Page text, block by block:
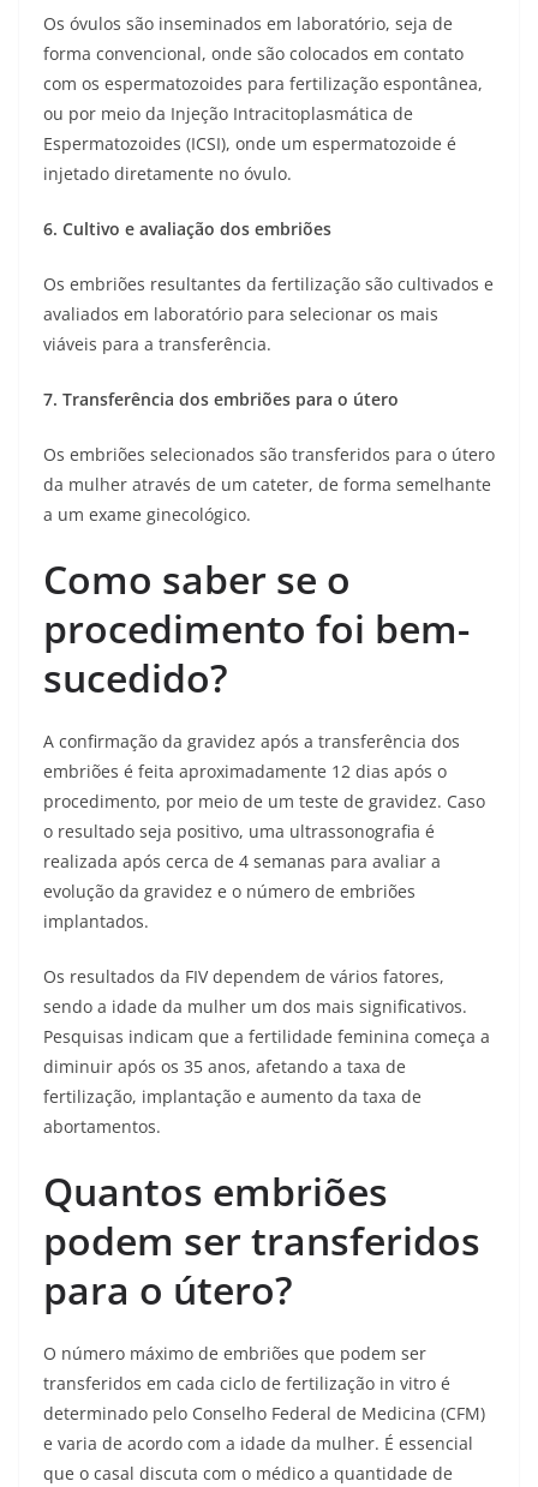
Os óvulos são inseminados em laboratório, seja de
forma convencional, onde são colocados em contato
com os espermatozoides para fertilização espontânea,
ou por meio da Injeção Intracitoplasmática de
Espermatozoides (ICSI), onde um espermatozoide é
injetado diretamente no óvulo.
6. Cultivo e avaliação dos embriões
Os embriões resultantes da fertilização são cultivados e
avaliados em laboratório para selecionar os mais
viáveis para a transferência.
7. Transferência dos embriões para o útero
Os embriões selecionados são transferidos para o útero
da mulher através de um cateter, de forma semelhante
a um exame ginecológico.
Como saber se o
procedimento foi bem-
sucedido?
A confirmação da gravidez após a transferência dos
embriões é feita aproximadamente 12 dias após o
procedimento, por meio de um teste de gravidez. Caso
o resultado seja positivo, uma ultrassonografia é
realizada após cerca de 4 semanas para avaliar a
evolução da gravidez e o número de embriões
implantados.
Os resultados da FIV dependem de vários fatores,
sendo a idade da mulher um dos mais significativos.
Pesquisas indicam que a fertilidade feminina começa a
diminuir após os 35 anos, afetando a taxa de
fertilização, implantação e aumento da taxa de
abortamentos.
Quantos embriões
podem ser transferidos
para o útero?
O número máximo de embriões que podem ser
transferidos em cada ciclo de fertilização in vitro é
determinado pelo Conselho Federal de Medicina (CFM)
e varia de acordo com a idade da mulher. É essencial
que o casal discuta com o médico a quantidade de